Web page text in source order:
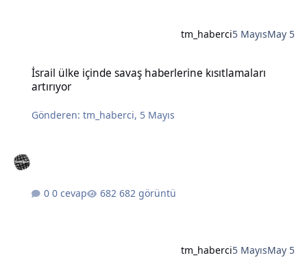
tm_haberci5 MayısMay 5
İsrail ülke içinde savaş haberlerine kısıtlamaları
artırıyor
Gönderen:tm_haberci, 5 Mayıs
0 cevap 682 görüntü
tm_haberci5 MayısMay 5